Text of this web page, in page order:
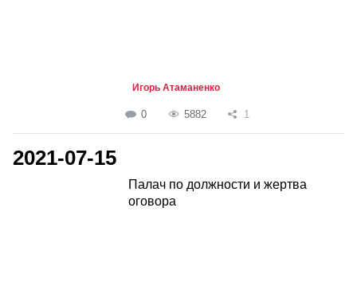
Игорь Атаманенко
0 5882 1
2021-07-15
Палач по должности и жертва
оговора